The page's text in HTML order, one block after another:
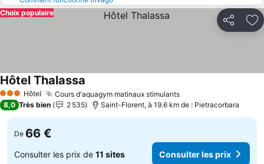
Partager
Choix populaire
3 ÉtoilesHôtel Cours d'aquagym matinaux stimulantsConsulter les prix
Hôtel Thalassa
8,0 Très bien 2 535 Saint-Florent, à 19.6 km de : Pietracorbara
De 66 €
Consulter les prix de 11 sites Consulter les prix